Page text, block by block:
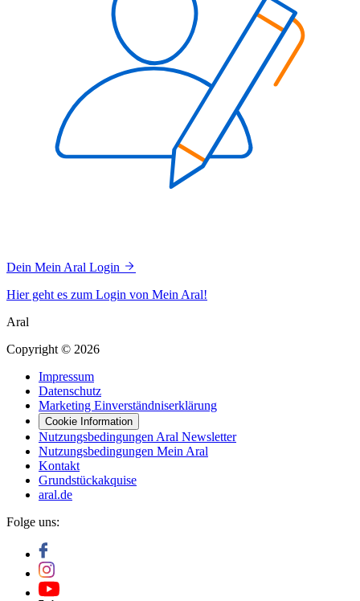
Dein Mein Aral Login
Hier geht es zum Login von Mein Aral!
Aral
Copyright © 2026
Impressum
Datenschutz
Marketing Einverständniserklärung
Cookie Information
Nutzungsbedingungen Aral Newsletter
Nutzungsbedingungen Mein Aral
Kontakt
Grundstückakquise
aral.de
Folge uns: